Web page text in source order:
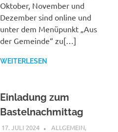
Oktober, November und
Dezember sind online und
unter dem Menüpunkt „Aus
der Gemeinde“ zu[…]
WEITERLESEN
Einladung zum
Bastelnachmittag
17. JULI 2024 SHAGGY
ALLGEMEIN,